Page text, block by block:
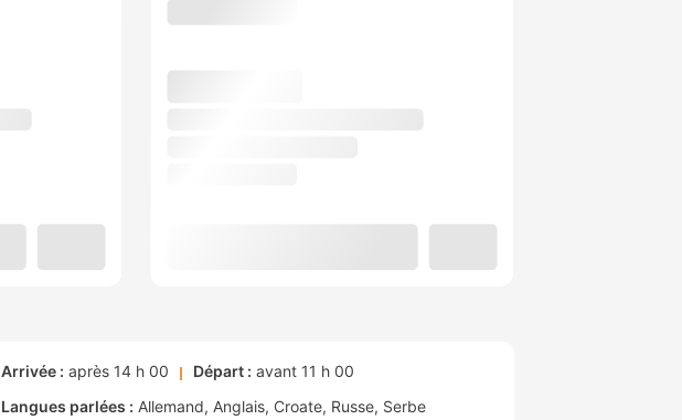
Arrivée : après 14 h 00 Départ : avant 11 h 00
Langues parlées : Allemand Anglais Croate Russe Serbe